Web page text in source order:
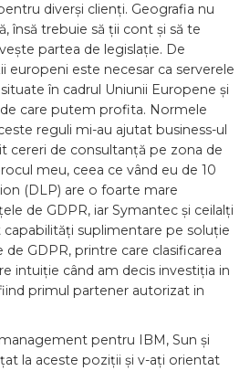
diverși clienți. Geografia nu
însă trebuie să ții cont și să te
partea de legislație. De
europeni este necesar ca serverele
în cadrul Uniunii Europene și
care putem profita. Normele
reguli mi-au ajutat business-ul
cereri de consultanță pe zona de
meu, ceea ce vând eu de 10
(DLP) are o foarte mare
de GDPR, iar Symantec și ceilalți
suplimentare pe soluție
GDPR, printre care clasificarea
intuiție când am decis investiția in
primul partener autorizat in
pentru IBM, Sun și
la aceste poziții și v-ați orientat